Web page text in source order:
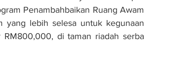
Penambahbaikan Ruang Awam
yang lebih selesa untuk kegunaan
RM800,000, di taman riadah serba